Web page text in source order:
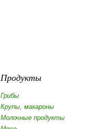
Продукты
Грибы
Крупы, макароны
Молочные продукты